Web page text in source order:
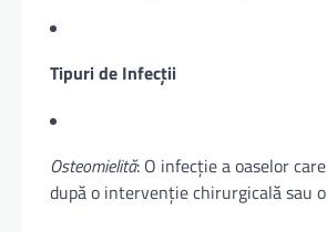
Tipuri de Infecții
Osteomielită: O infecție a oaselor
după o intervenție chirurgicală sau